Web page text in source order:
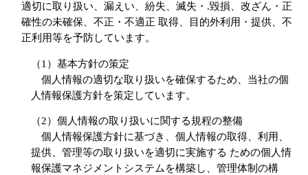
適切に取り扱い、漏えい、紛失、滅失・.毀損、改ざん・正
確性の未確保、不正・不適正 取得、目的外利用・提供、不
正利用等を予防しています。
（1）基本方針の策定
個人情報の適切な取り扱いを確保するため、当社の個
人情報保護方針を策定しています。
（2）個人情報の取り扱いに関する規程の整備
個人情報保護方針に基づき、個人情報の取得、利用、
提供、管理等の取り扱いを適切に実施する ための個人情
報保護マネジメントシステムを構築し、管理体制の構